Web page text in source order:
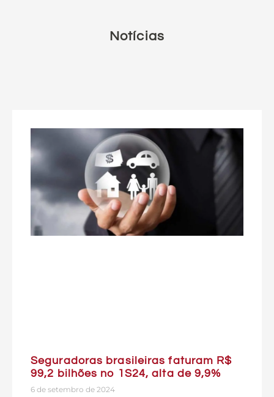
Notícias
Seguradoras brasileiras faturam R$
99,2 bilhões no 1S24, alta de 9,9%
6 de setembro de 2024